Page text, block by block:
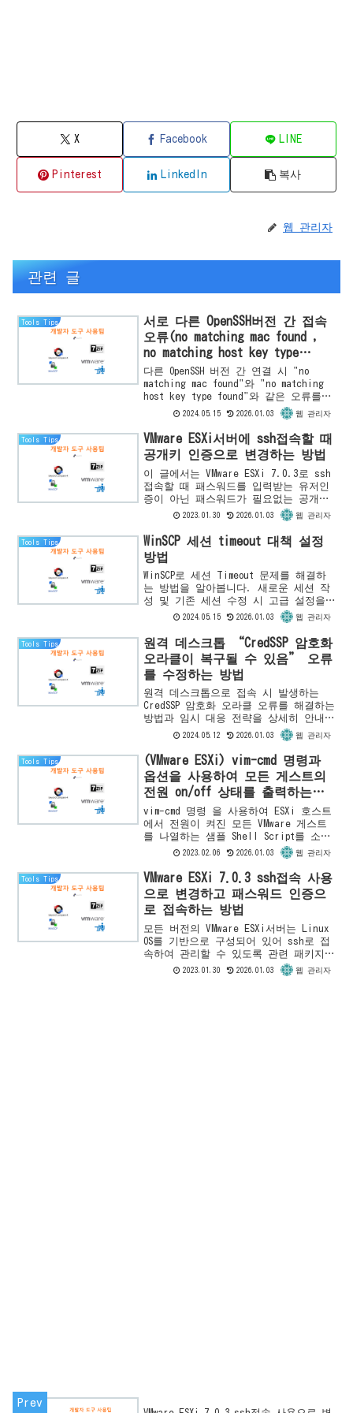
X Facebook LINE
Pinterest LinkedIn 복사
웹 관리자
관련 글
Tools Tips
서로 다른 OpenSSH버전 간 접속
오류(no matching mac found ,
no matching host key type
found)
다른 OpenSSH 버전 간 연결 시 "no
matching mac found"와 "no matching
host key type found"와 같은 오류를
해결하는 방법을 ESXi 서버에서 설명합
2024.05.15 2026.01.03 웹 관리자
Tools Tips
VMware ESXi서버에 ssh접속할 때
공개키 인증으로 변경하는 방법
이 글에서는 VMware ESXi 7.0.3로 ssh
접속할 때 패스워드를 입력받는 유저인
증이 아닌 패스워드가 필요없는 공개키
인증을 하는 방법을 소개합니다. (두
Linux 호스트 간에 OpenSSH 공개 키 인
증을...
2023.01.30 2026.01.03 웹 관리자
Tools Tips
WinSCP 세션 timeout 대책 설정
방법
WinSCP로 세션 Timeout 문제를 해결하
는 방법을 알아봅니다. 새로운 세션 작
성 및 기존 세션 수정 시 고급 설정을
변경하여 timeout 대응을 설정하는 방법
2024.05.15 2026.01.03 웹 관리자
Tools Tips
원격 데스크톱 “CredSSP 암호화
오라클이 복구될 수 있음” 오류
를 수정하는 방법
원격 데스크톱으로 접속 시 발생하는
CredSSP 암호화 오라클 오류를 해결하는
방법과 임시 대응 전략을 상세히 안내합
니다. Windows Update를 통한 CredSSP
업데이트 설치 및 관리자 권한으로의 명
령어 실행 등으로 문제를 해결하세요.
2024.05.12 2026.01.03 웹 관리자
Tools Tips
(VMware ESXi) vim-cmd 명령과
옵션을 사용하여 모든 게스트의
전원 on/off 상태를 출력하는
Shell Script 작성하기
vim-cmd 명령 을 사용하여 ESXi 호스트
에서 전원이 켜진 모든 VMware 게스트
를 나열하는 샘플 Shell Script를 소개
합니다.샘플 Shell Script아래 스크립
트를 .sh확장자 로 powersta...
2023.02.06 2026.01.03 웹 관리자
Tools Tips
VMware ESXi 7.0.3 ssh접속 사용
으로 변경하고 패스워드 인증으
로 접속하는 방법
모든 버전의 VMware ESXi서버는 Linux
OS를 기반으로 구성되어 있어 ssh로 접
속하여 관리할 수 있도록 관련 패키지가
기본으로 인스톨 되어 있습니다. 그러나
보안상 이유로 기본 설정은 비활성 상태
2023.01.30 2026.01.03 웹 관리자